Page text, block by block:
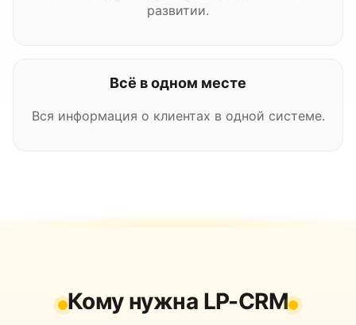
развитии.
Всё в одном месте
Вся информация о клиентах в одной системе.
Кому нужна LP-CRM